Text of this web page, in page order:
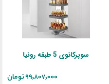
سوپرکانوی 5 طبقه رونیا
‎99,807,000 تومان